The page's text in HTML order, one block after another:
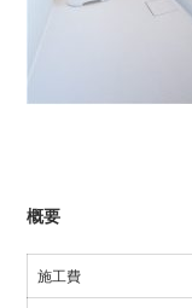
概要
施工費